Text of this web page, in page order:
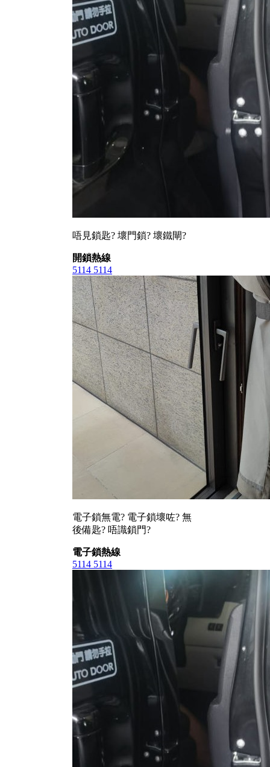
唔見鎖匙? 壞門鎖? 壞鐵閘?
開鎖熱線
5114 5114
電子鎖無電? 電子鎖壞咗? 無
後備匙? 唔識鎖門?
電子鎖熱線
5114 5114